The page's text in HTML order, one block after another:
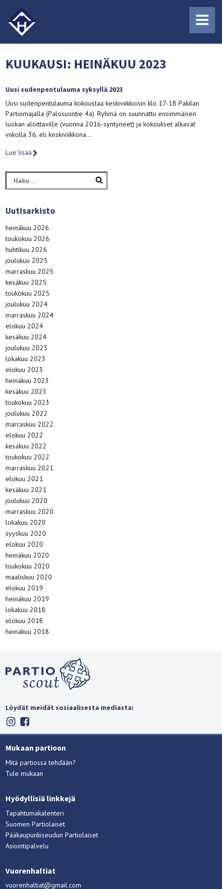
MENU
KUUKAUSI: HEINÄKUU 2023
Uusi sudenpentulauma syksyllä 2023
Uusi sudenpentulauma kokoustaa keskiviikkoisin klo 17-18 Pakilan
Partiomajalla (Palosuontie 4a). Ryhmä on suunnattu ensimmäisen
luokan aloittaville (vuonna 2016-syntyneet) ja kokoukset alkavat
viikolla 36, eli keskiviikkona…
Lue lisää
Haku:
Uutisarkisto
heinäkuu 2026
toukokuu 2026
huhtikuu 2026
joulukuu 2025
marraskuu 2025
kesäkuu 2025
toukokuu 2025
joulukuu 2024
marraskuu 2024
elokuu 2024
kesäkuu 2024
joulukuu 2023
lokakuu 2023
elokuu 2023
heinäkuu 2023
kesäkuu 2023
toukokuu 2023
joulukuu 2022
marraskuu 2022
elokuu 2022
kesäkuu 2022
toukokuu 2022
marraskuu 2021
elokuu 2021
kesäkuu 2021
joulukuu 2020
marraskuu 2020
lokakuu 2020
syyskuu 2020
elokuu 2020
heinäkuu 2020
toukokuu 2020
maaliskuu 2020
elokuu 2019
heinäkuu 2019
lokakuu 2018
elokuu 2018
heinäkuu 2018
Löydät meidät sosiaalisesta mediasta:
Mukaan partioon
Mitä partiossa tehdään?
Tule mukaan
Hyödyllisiä linkkejä
Tapahtumakalenteri
Suomen Partiolaiset
Pääkaupunkiseudun Partiolaiset
Asiointipalvelu
Vuorenhaltiat
vuorenhaltiat@gmail.com